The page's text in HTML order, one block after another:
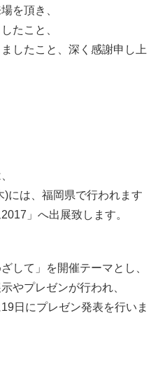
を頂き、
たこと、
したこと、深く感謝申し上
には、福岡県で行われます
」へ出展致します。
して」を開催テーマとし、
やプレゼンが行われ、
日にプレゼン発表を行いま